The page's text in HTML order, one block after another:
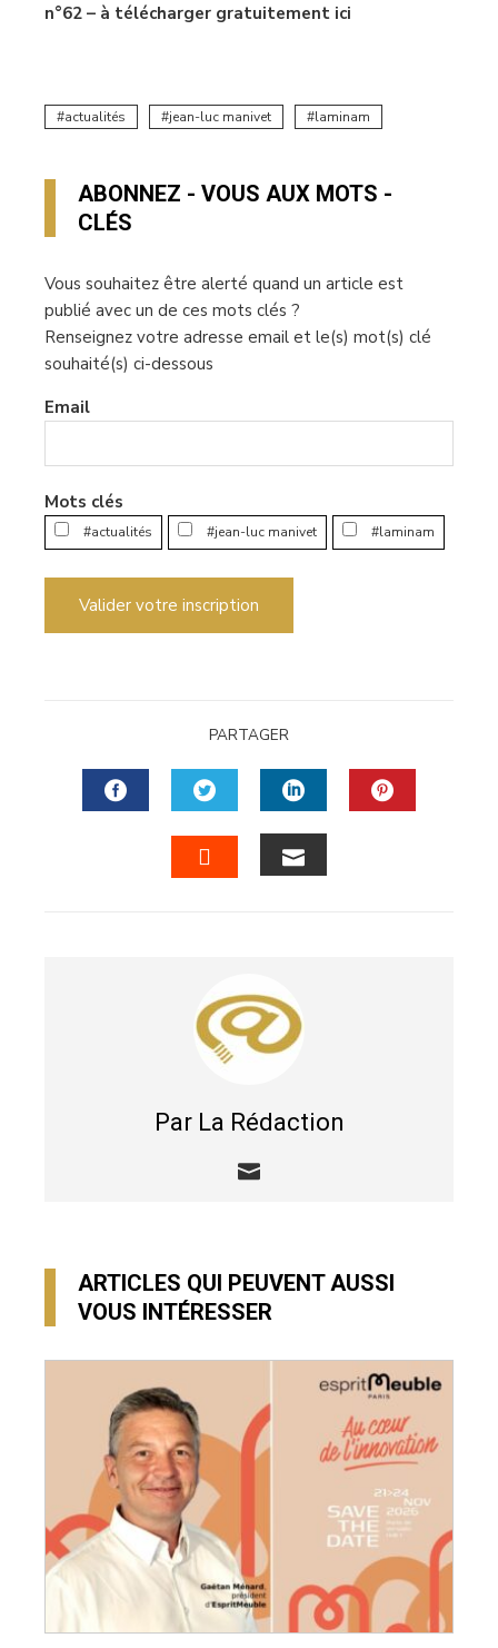
n°62 – à télécharger gratuitement ici
actualités jean-luc manivet laminam
ABONNEZ - VOUS AUX MOTS -
CLÉS
Vous souhaitez être alerté quand un article est
publié avec un de ces mots clés ?
Renseignez votre adresse email et le(s) mot(s) clé
souhaité(s) ci-dessous
Email
Mots clés
#actualités #jean-luc manivet #laminam
Valider votre inscription
PARTAGER
FACEBOOKTWITTERLINKEDIN
Par La Rédaction
ARTICLES QUI PEUVENT AUSSI
VOUS INTÉRESSER